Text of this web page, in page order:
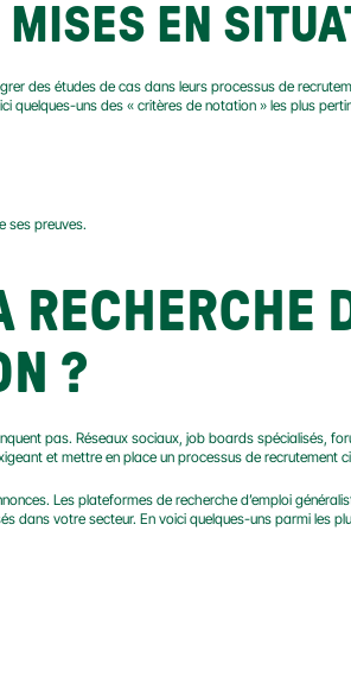
MISES EN
des études de cas dans leurs processus de
quelques-uns des « critères de notation » les plus
ses preuves.
RECHERCHE
?
pas. Réseaux sociaux, job boards spécialisés,
et mettre en place un processus de recrutement
Les plateformes de recherche d’emploi
dans votre secteur. En voici quelques-uns parmi les